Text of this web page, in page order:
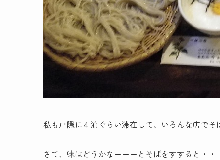
私も戸隠に４泊ぐらい滞在して、いろんな店で
さて、味はどうかなーーーとそばをすすると・・